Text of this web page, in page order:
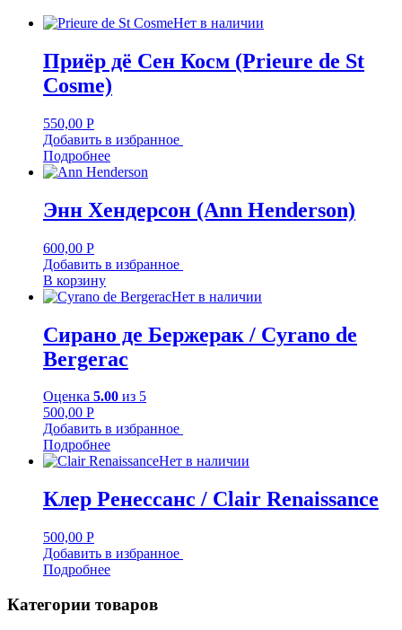
Нет в наличии
Приёр дё Сен Косм (Prieure de St
Cosme)
550,00 Р
Добавить в избранное
Подробнее
Энн Хендерсон (Ann Henderson)
600,00 Р
Добавить в избранное
В корзину
Нет в наличии
Сирано де Бержерак / Cyrano de
Bergerac
Оценка 5.00 из 5
500,00 Р
Добавить в избранное
Подробнее
Нет в наличии
Клер Ренессанс / Clair Renaissance
500,00 Р
Добавить в избранное
Подробнее
Категории товаров